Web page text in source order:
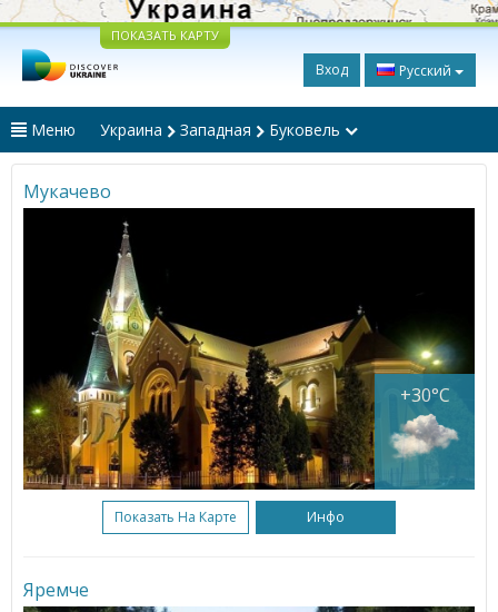
ПОКАЗАТЬ КАРТУ
Вход Русский
Меню Украина Западная Буковель
Мукачево
+30°C
Показать На Карте Инфо
Яремче